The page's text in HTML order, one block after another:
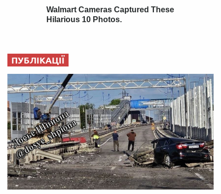
ПУБЛІКАЦІЇ